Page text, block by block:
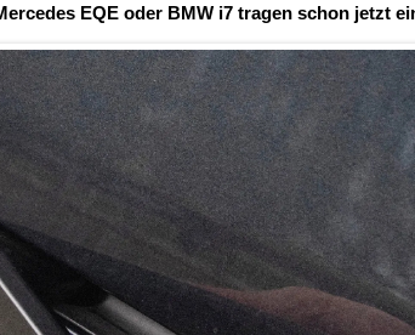
EQE oder BMW i7 tragen schon jetzt